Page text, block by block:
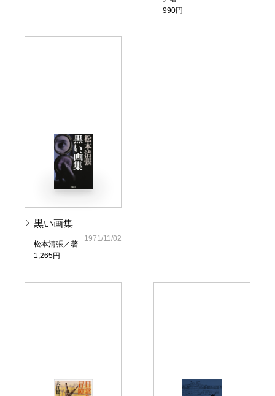
990円
黒い画集
松本清張／著
1,265円
1971/11/02